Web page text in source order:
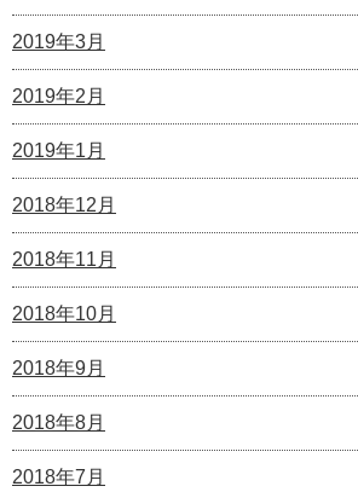
2019年3月
2019年2月
2019年1月
2018年12月
2018年11月
2018年10月
2018年9月
2018年8月
2018年7月